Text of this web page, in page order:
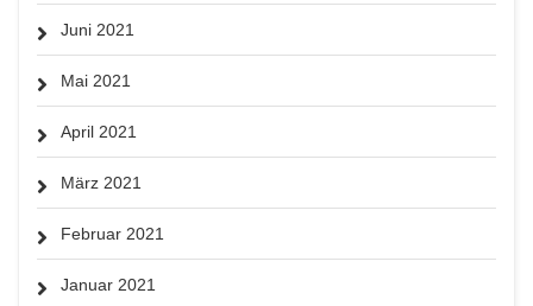
Juni 2021
Mai 2021
April 2021
März 2021
Februar 2021
Januar 2021